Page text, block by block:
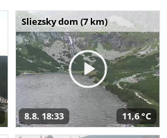
Sliezsky dom (7 km)
8.8. 18:33 11,6 °C